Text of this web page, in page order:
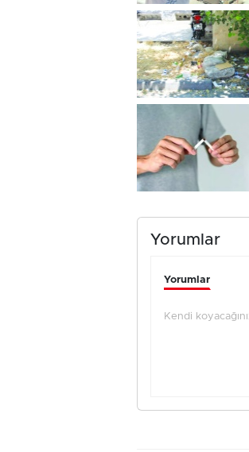
Yorumlar
Yorumlar
Kendi